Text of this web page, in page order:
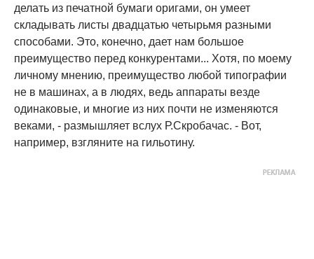
делать из печатной бумаги оригами, он умеет
складывать листы двадцатью четырьмя разными
способами. Это, конечно, дает нам большое
преимущество перед конкурентами... Хотя, по моему
личному мнению, преимущество любой типографии
не в машинах, а в людях, ведь аппараты везде
одинаковые, и многие из них почти не изменяются
веками, - размышляет вслух Р.Скробачас. - Вот,
например, взгляните на гильотину.